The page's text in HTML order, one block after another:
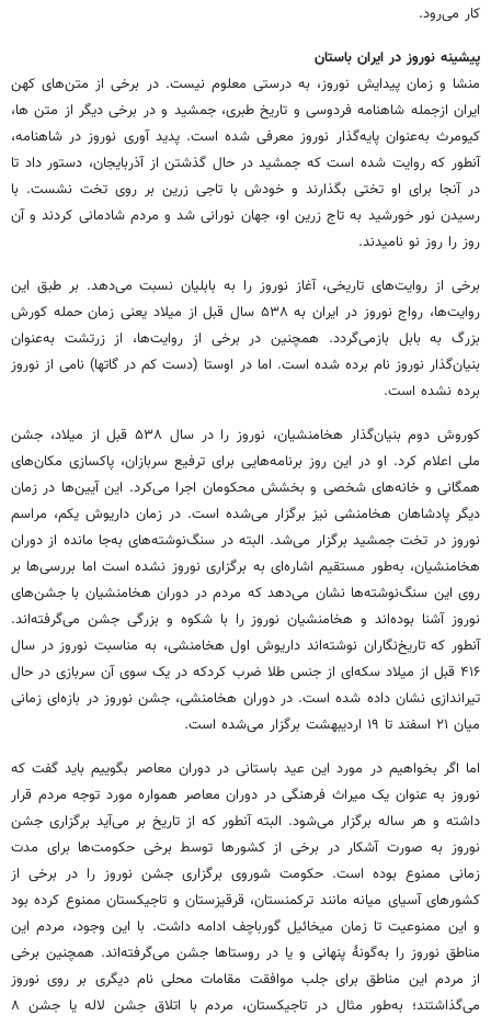
کار می‌رود.
پیشینه نوروز در ایران باستان
منشا و زمان پیدایش نوروز، به درستی معلوم نیست. در برخی از متن‌های کهن
ایران ازجمله شاهنامه فردوسی و تاریخ طبری، جمشید و در برخی دیگر از متن ها،
کیومرث به‌عنوان پایه‌گذار نوروز معرفی شده است. پدید آوری نوروز در شاهنامه،
آنطور که روایت شده است که جمشید در حال گذشتن از آذربایجان، دستور داد تا
در آنجا برای او تختی بگذارند و خودش با تاجی زرین بر روی تخت نشست. با
رسیدن نور خورشید به تاج زرین او، جهان نورانی شد و مردم شادمانی کردند و آن
روز را روز نو نامیدند.
برخی از روایت‌های تاریخی، آغاز نوروز را به بابلیان نسبت می‌دهد. بر طبق این
روایت‌ها، رواج نوروز در ایران به ۵۳۸ سال قبل از میلاد یعنی زمان حمله کورش
بزرگ به بابل بازمی‌گردد. همچنین در برخی از روایت‌ها، از زرتشت به‌عنوان
بنیان‌گذار نوروز نام برده شده است. اما در اوستا (دست کم در گاتها) نامی از نوروز
برده نشده است.
کوروش دوم بنیان‌گذار هخامنشیان، نوروز را در سال ۵۳۸ قبل از میلاد، جشن
ملی اعلام کرد. او در این روز برنامه‌هایی برای ترفیع سربازان، پاکسازی مکان‌های
همگانی و خانه‌های شخصی و بخشش محکومان اجرا می‌کرد. این آیین‌ها در زمان
دیگر پادشاهان هخامنشی نیز برگزار می‌شده است. در زمان داریوش یکم، مراسم
نوروز در تخت جمشید برگزار می‌شد. البته در سنگ‌نوشته‌های به‌جا مانده از دوران
هخامنشیان، به‌طور مستقیم اشاره‌ای به برگزاری نوروز نشده است اما بررسی‌ها بر
روی این سنگ‌نوشته‌ها نشان می‌دهد که مردم در دوران هخامنشیان با جشن‌های
نوروز آشنا بوده‌اند و هخامنشیان نوروز را با شکوه و بزرگی جشن می‌گرفته‌اند.
آنطور که تاریخ‌نگاران نوشته‌اند داریوش اول هخامنشی، به مناسبت نوروز در سال
۴۱۶ قبل از میلاد سکه‌ای از جنس طلا ضرب کردکه در یک سوی آن سربازی در حال
تیراندازی نشان داده شده است. در دوران هخامنشی، جشن نوروز در بازه‌ای زمانی
میان ۲۱ اسفند تا ۱۹ اردیبهشت برگزار می‌شده است.
اما اگر بخواهیم در مورد این عید باستانی در دوران معاصر بگوییم باید گفت که
نوروز به عنوان یک میراث فرهنگی در دوران معاصر همواره مورد توجه مردم قرار
داشته و هر ساله برگزار می‌شود. البته آنطور که از تاریخ بر می‌آید برگزاری جشن
نوروز به صورت آشکار در برخی از کشورها توسط برخی حکومت‌ها برای مدت
زمانی ممنوع بوده است. حکومت شوروی برگزاری جشن نوروز را در برخی از
کشورهای آسیای میانه مانند ترکمنستان، قرقیزستان و تاجیکستان ممنوع کرده بود
و این ممنوعیت تا زمان میخائیل گورباچف ادامه داشت. با این وجود، مردم این
مناطق نوروز را به‌گونهٔ پنهانی و یا در روستاها جشن می‌گرفته‌اند. همچنین برخی
از مردم این مناطق برای جلب موافقت مقامات محلی نام دیگری بر روی نوروز
می‌گذاشتند؛ به‌طور مثال در تاجیکستان، مردم با اتلاق جشن لاله یا جشن ۸